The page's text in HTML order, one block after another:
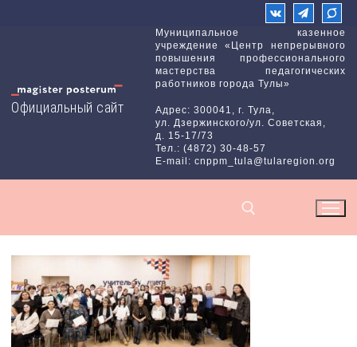
Официальный сайт
Муниципальное казенное
учреждение «Центр непрерывного
повышения профессионального
мастерства педагогических
работников города Тулы»
Адрес: 300041, г. Тула,
ул. Дзержинского/ул. Советская,
д. 15-17/73
Тел.: (4872) 30-48-57
E-mail: cnppm_tula@tularegion.org